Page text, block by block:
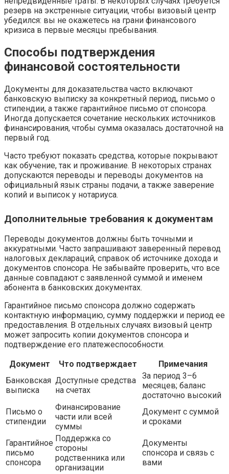
резерв на экстренные ситуации, чтобы визовый центр
убедился: вы не окажетесь на грани финансового
кризиса в первые месяцы пребывания.
Способы подтверждения
финансовой состоятельности
Документы для доказательства часто включают
банковскую выписку за конкретный период, письмо о
стипендии, а также гарантийное письмо от спонсора.
Иногда допускается сочетание нескольких источников
финансирования, чтобы сумма оказалась достаточной на
первый год.
Часто требуют показать средства, которые покрывают
как обучение, так и проживание. В некоторых странах
допускаются переводы и переводы документов на
официальный язык страны подачи, а также заверение
копий и выписок у нотариуса.
Дополнительные требования к документам
Переводы документов должны быть точными и
аккуратными. Часто запрашивают заверенный перевод
налоговых деклараций, справок об источнике дохода и
документов спонсора. Не забывайте проверить, что все
данные совпадают с заявленной суммой и именем
абонента в банковских документах.
Гарантийное письмо спонсора должно содержать
контактную информацию, сумму поддержки и период ее
предоставления. В отдельных случаях визовый центр
может запросить копии документов спонсора и
подтверждение его платежеспособности.
Документ
Что подтверждает
Примечания
Банковская
выписка
Доступные средства
на счетах
За период 3–6
месяцев; баланс
достаточно высокий
Письмо о
стипендии
Финансирование
части или всей
суммы
Документ с суммой
и сроками
Гарантийное
письмо
спонсора
Поддержка со
стороны
родственника или
организации
Документы
спонсора и связь с
вами